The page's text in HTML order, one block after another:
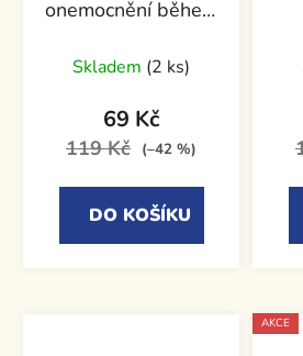
onemocnění během
Skladem (2 ks)
69 Kč
119 Kč (–42 %)
DO KOŠÍKU
AKCE